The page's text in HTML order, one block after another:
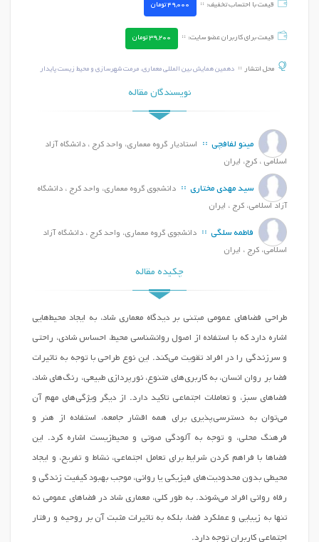
قیمت با احتساب تخفیف: 49,000تومان
قیمت برای کاربران عضو سایت: 39,200تومان
محل انتشار دهمین همایش بین المللی معماری، مرمت شهرسازی و محیط زیست پایدار
نویسندگان مقاله
مینو لفافچی استادیار گروه معماری، واحد کرج ، دانشگاه آزاد
اسلامی ، کرج، ایران
سید مهدی مختاری دانشجوی گروه معماری، واحد کرج ، دانشگاه
آزاد اسلامی، کرج ، ایران
فاطمه سلگی دانشجوی گروه معماری، واحد کرج ، دانشگاه آزاد
اسلامی، کرج ، ایران
چکیده مقاله
طراحی فضاهای عمومی مبتنی بر دیدگاه معماری شاد، به ایجاد محیط‌هایی
اشاره دارد که با استفاده از اصول روانشناسی محیط، احساس شادی، راحتی
و سرزندگی را در افراد تقویت می‌کند. این نوع طراحی با توجه به تاثیرات
فضا بر روان انسان، به کاربری‌های متنوع، نورپردازی طبیعی، رنگ‌های شاد،
فضاهای سبز، و تعاملات اجتماعی تاکید دارد. از دیگر ویژگی‌های مهم آن
می‌توان به دسترسی‌پذیری برای همه اقشار جامعه، استفاده از هنر و
فرهنگ محلی، و توجه به آلودگی صوتی و محیط‌زیست اشاره کرد. این
فضاها با فراهم کردن شرایط برای تعامل اجتماعی، نشاط و تفریح، و ایجاد
محیطی بدون محدودیت‌های فیزیکی یا روانی، موجب بهبود کیفیت زندگی و
رفاه روانی افراد می‌شوند. به طور کلی، معماری شاد در فضاهای عمومی نه
تنها به زیبایی و عملکرد فضا، بلکه به تاثیرات مثبت آن بر روحیه و رفتار
اجتماعی کاربران توجه دارد.